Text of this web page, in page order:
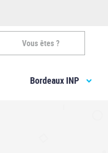
Vous êtes ?
Bordeaux INP